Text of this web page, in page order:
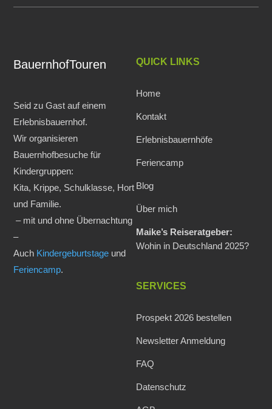
BauernhofTouren
Seid zu Gast auf einem
Erlebnisbauernhof.
Wir organisieren
Bauernhofbesuche für
Kindergruppen:
Kita, Krippe, Schulklasse, Hort
und Familie.
– mit und ohne Übernachtung
–
Auch Kindergeburtstage und
Feriencamp.
QUICK LINKS
Home
Kontakt
Erlebnisbauernhöfe
Feriencamp
Blog
Über mich
Maike’s Reiseratgeber:
Wohin in Deutschland 2025?
SERVICES
Prospekt 2026 bestellen
Newsletter Anmeldung
FAQ
Datenschutz